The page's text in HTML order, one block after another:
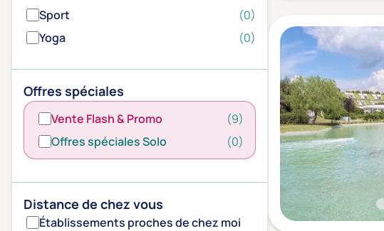
Sport
(0)
Yoga
(0)
Offres spéciales
Vente Flash & Promo
(9)
Offres spéciales Solo
(0)
Distance de chez vous
Établissements proches de chez moi